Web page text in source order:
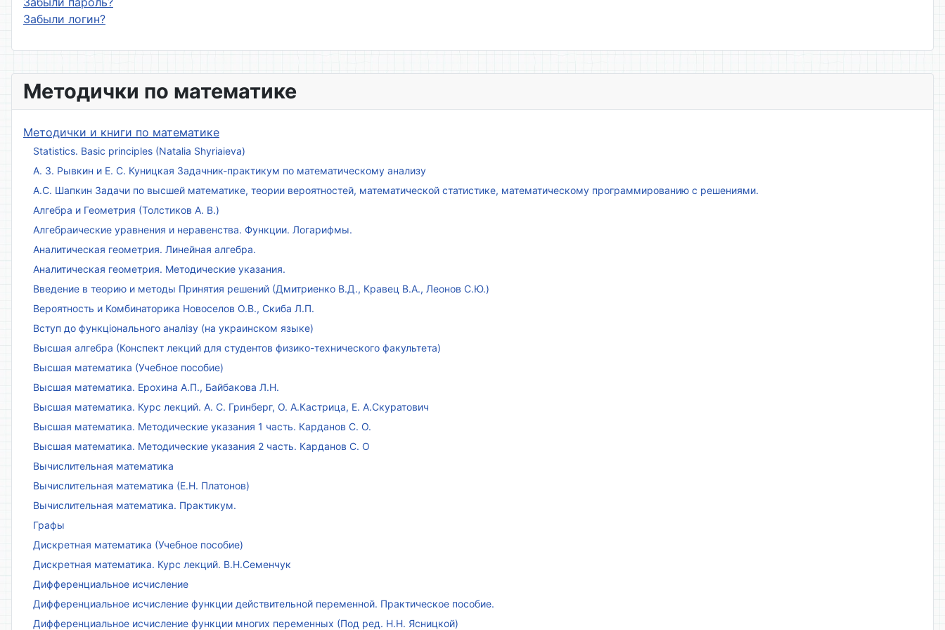
Методички по математике
Методички и книги по математике
Statistics. Basic principles (Natalia Shyriaieva)
А. З. Рывкин и Е. С. Куницкая Задачник-практикум по математическому анализу
А.С. Шапкин Задачи по высшей математике, теории вероятностей, математической статистике, математическому программированию с решениями.
Алгебра и Геометрия (Толстиков А. В.)
Алгебраические уравнения и неравенства. Функции. Логарифмы.
Аналитическая геометрия. Линейная алгебра.
Аналитическая геометрия. Методические указания.
Введение в теорию и методы Принятия решений (Дмитриенко В.Д., Кравец В.А., Леонов С.Ю.)
Вероятность и Комбинаторика Новоселов О.В., Скиба Л.П.
Вступ до функціонального аналізу (на украинском языке)
Высшая алгебра (Конспект лекций для студентов физико-технического факультета)
Высшая математика (Учебное пособие)
Высшая математика. Ерохина А.П., Байбакова Л.Н.
Высшая математика. Курс лекций. А. С. Гринберг, О. А.Кастрица, Е. А.Скуратович
Высшая математика. Методические указания 1 часть. Карданов С. О.
Высшая математика. Методические указания 2 часть. Карданов С. О
Вычислительная математика
Вычислительная математика (Е.Н. Платонов)
Вычислительная математика. Практикум.
Графы
Дискретная математика (Учебное пособие)
Дискретная математика. Курс лекций. В.Н.Семенчук
Дифференциальное исчисление
Дифференциальное исчисление функции действительной переменной. Практическое пособие.
Дифференциальное исчисление функции многих переменных (Под ред. Н.Н. Ясницкой)
Забыли логин?